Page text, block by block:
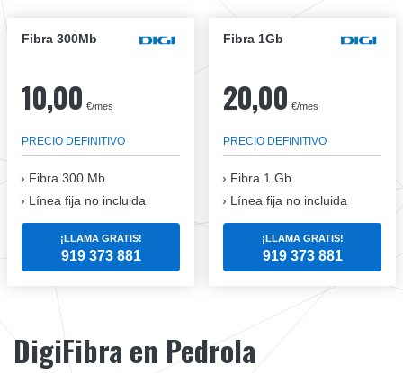
Fibra 300Mb
10,00 €/mes
PRECIO DEFINITIVO
Fibra 300 Mb
Línea fija no incluida
¡LLAMA GRATIS!
919 373 881
Fibra 1Gb
20,00 €/mes
PRECIO DEFINITIVO
Fibra 1 Gb
Línea fija no incluida
¡LLAMA GRATIS!
919 373 881
DigiFibra en Pedrola